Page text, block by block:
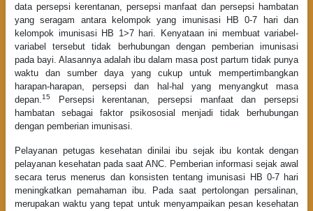
data persepsi kerentanan, persepsi manfaat dan persepsi hambatan
yang seragam antara kelompok yang imunisasi HB 0-7 hari dan
kelompok imunisasi HB 1>7 hari. Kenyataan ini membuat variabel-
variabel tersebut tidak berhubungan dengan pemberian imunisasi
pada bayi. Alasannya adalah ibu dalam masa post partum tidak punya
waktu dan sumber daya yang cukup untuk mempertimbangkan
harapan-harapan, persepsi dan hal-hal yang menyangkut masa
depan. 15
Persepsi kerentanan, persepsi manfaat dan persepsi
hambatan sebagai faktor psikososial menjadi tidak berhubungan
dengan pemberian imunisasi.
Pelayanan petugas kesehatan dinilai ibu sejak ibu kontak dengan
pelayanan kesehatan pada saat ANC. Pemberian informasi sejak awal
secara terus menerus dan konsisten tentang imunisasi HB 0-7 hari
meningkatkan pemahaman ibu. Pada saat pertolongan persalinan,
merupakan waktu yang tepat untuk menyampaikan pesan kesehatan